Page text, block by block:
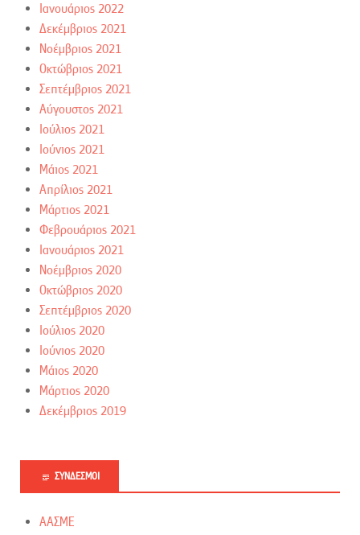
Ιανουάριος 2022
Δεκέμβριος 2021
Νοέμβριος 2021
Οκτώβριος 2021
Σεπτέμβριος 2021
Αύγουστος 2021
Ιούλιος 2021
Ιούνιος 2021
Μάιος 2021
Απρίλιος 2021
Μάρτιος 2021
Φεβρουάριος 2021
Ιανουάριος 2021
Νοέμβριος 2020
Οκτώβριος 2020
Σεπτέμβριος 2020
Ιούλιος 2020
Ιούνιος 2020
Μάιος 2020
Μάρτιος 2020
Δεκέμβριος 2019
ΣΎΝΔΕΣΜΟΙ
ΑΑΣΜΕ